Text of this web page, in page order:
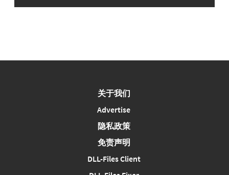
关于我们
Advertise
隐私政策
免责声明
DLL-Files Client